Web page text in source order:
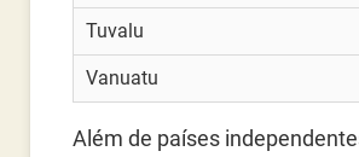
Tuvalu
Vanuatu
Além de países